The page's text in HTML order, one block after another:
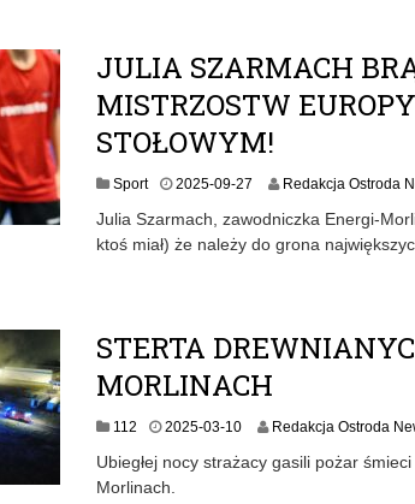
1
9
JULIA SZARMACH
MISTRZOSTW
STOŁOWYM!
Sport 2025-09-27 Redakcja Ostroda
Julia Szarmach, zawodniczka Energi-
ktoś miał) że należy do grona
STERTA
MORLINACH
112 2025-03-102
2
Redakcja Ostroda
Ubiegłej nocy strażacy gasili pożar
Morlinach.